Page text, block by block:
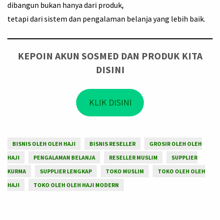
dibangun bukan hanya dari produk,
tetapi dari sistem dan pengalaman belanja yang lebih baik.
KEPOIN AKUN SOSMED DAN PRODUK KITA
DISINI
KLIK DISINI
BISNIS OLEH OLEH HAJI BISNIS RESELLER
GROSIR OLEH OLEH
HAJI
PENGALAMAN BELANJA RESELLER MUSLIM
SUPPLIER
KURMA
SUPPLIER LENGKAP TOKO MUSLIM
TOKO OLEH OLEH
HAJI
TOKO OLEH OLEH HAJI MODERN